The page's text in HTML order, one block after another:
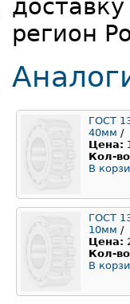
регион
ГОСТ
40мм /
Цена:
Кол-
В
ГОСТ
10мм /
Цена:
Кол-
В